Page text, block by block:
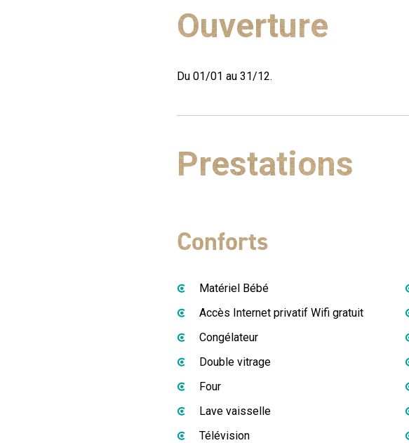
Ouverture
Du 01/01 au 31/12.
Prestations
Conforts
Matériel Bébé
Accès Internet privatif Wifi gratuit
Congélateur
Double vitrage
Four
Lave vaisselle
Télévision